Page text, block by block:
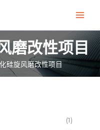
磨改性项目
硅旋风磨改性项目
(1)